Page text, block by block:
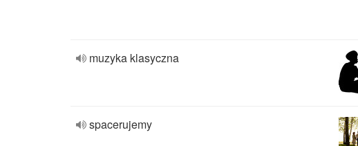
muzyka klasyczna
spacerujemy